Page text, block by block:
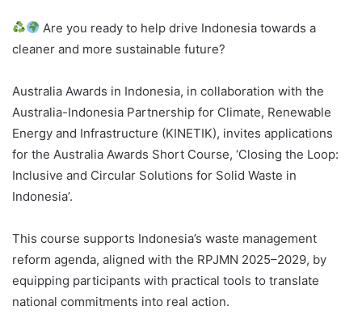
Are you ready to help drive Indonesia towards a
cleaner and more sustainable future?
Australia Awards in Indonesia, in collaboration with the
Australia-Indonesia Partnership for Climate, Renewable
Energy and Infrastructure (KINETIK), invites applications
for the Australia Awards Short Course, ‘Closing the Loop:
Inclusive and Circular Solutions for Solid Waste in
Indonesia’.
This course supports Indonesia’s waste management
reform agenda, aligned with the RPJMN 2025–2029, by
equipping participants with practical tools to translate
national commitments into real action.